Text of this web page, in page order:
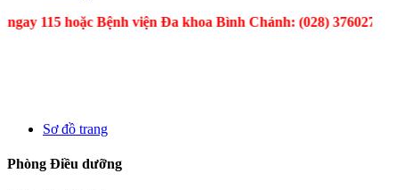
viện Đa khoa Bình Chánh: (028) 37602774 - CHÀO
Sơ đồ trang
Phòng Điều dưỡng